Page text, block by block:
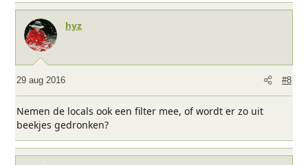
hyz
29 aug 2016 #8
Nemen de locals ook een filter mee, of wordt er zo uit
beekjes gedronken?